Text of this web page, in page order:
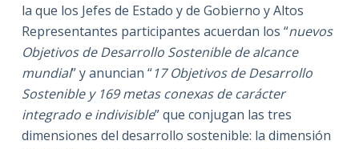
la que los Jefes de Estado y de Gobierno y Altos
Representantes participantes acuerdan los “nuevos
Objetivos de Desarrollo Sostenible de alcance
mundial” y anuncian “17 Objetivos de Desarrollo
Sostenible y 169 metas conexas de carácter
integrado e indivisible” que conjugan las tres
dimensiones del desarrollo sostenible: la dimensión